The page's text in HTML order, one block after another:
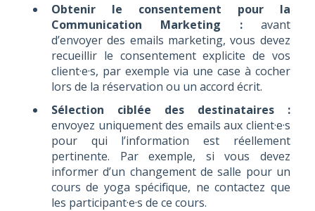
Obtenir le consentement pour la
Communication Marketing :avant
d’envoyer des emails marketing, vous devez
recueillir le consentement explicite de vos
client·e·s, par exemple via une case à cocher
lors de la réservation ou un accord écrit.
Sélection ciblée des destinataires :
envoyez uniquement des emails aux client·e·s
pour qui l’information est réellement
pertinente. Par exemple, si vous devez
informer d’un changement de salle pour un
cours de yoga spécifique, ne contactez que
les participant·e·s de ce cours.